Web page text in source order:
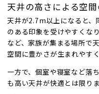
天井の高さによる空
天井が2.7m以上になると、
のある印象を受けやすくな
など、家族が集まる場所で
空間に豊かさが生まれやすく
一方で、個室や寝室など落
も高い天井が快適とは限りま